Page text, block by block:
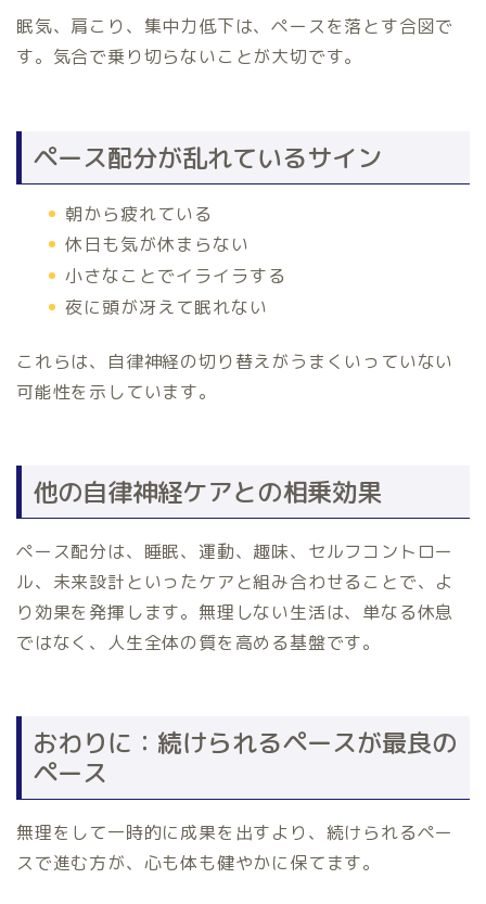
眠気、肩こり、集中力低下は、ペースを落とす合図で
す。気合で乗り切らないことが大切です。
ペース配分が乱れているサイン
朝から疲れている
休日も気が休まらない
小さなことでイライラする
夜に頭が冴えて眠れない
これらは、自律神経の切り替えがうまくいっていない
可能性を示しています。
他の自律神経ケアとの相乗効果
ペース配分は、睡眠、運動、趣味、セルフコントロー
ル、未来設計といったケアと組み合わせることで、よ
り効果を発揮します。無理しない生活は、単なる休息
ではなく、人生全体の質を高める基盤です。
おわりに：続けられるペースが最良の
ペース
無理をして一時的に成果を出すより、続けられるペー
スで進む方が、心も体も健やかに保てます。